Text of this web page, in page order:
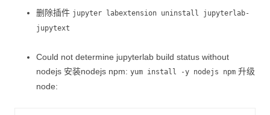
删除插件 jupyter labextension uninstall jupyterlab-
jupytext
Could not determine jupyterlab build status without
nodejs 安装nodejs npm: yum install -y nodejs npm 升级
node: